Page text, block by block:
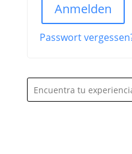
Anmelden
Passwort